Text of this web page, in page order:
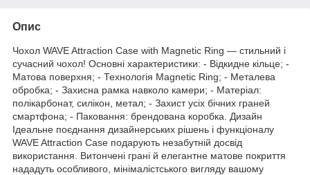
Опис
Чохол WAVE Attraction Case with Magnetic Ring — стильний і
сучасний чохол! Основні характеристики: - Відкидне кільце; -
Матова поверхня; - Технологія Magnetic Ring; - Металева
обробка; - Захисна рамка навколо камери; - Матеріал:
полікарбонат, силікон, метал; - Захист усіх бічних граней
смартфона; - Паковання: брендована коробка. Дизайн
Ідеальне поєднання дизайнерських рішень і функціоналу
WAVE Attraction Case подарують незабутній досвід
використання. Витончені грані й елегантне матове покриття
нададуть особливого, мінімалістського вигляду вашому